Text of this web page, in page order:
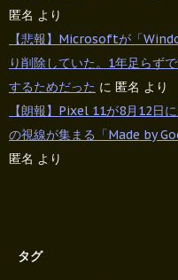
匿名 より
【悲報】Microsoftが「
り削除していた。1年足らず
するためだった に 匿名 より
【朗報】Pixel 11が8月12日
の視線が集まる「Made by
匿名 より
タグ